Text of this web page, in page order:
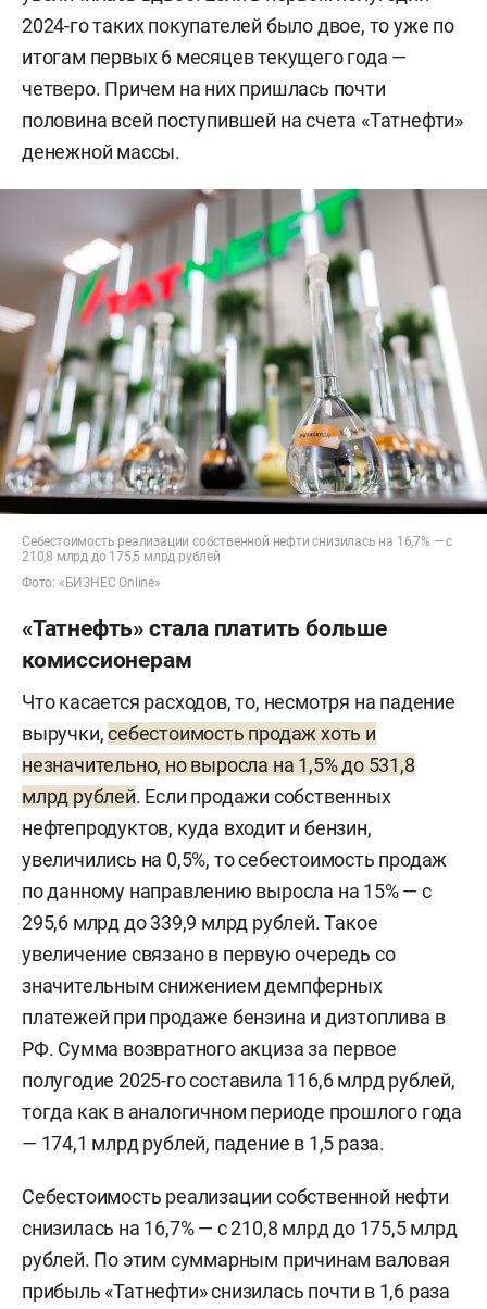
2024-го таких покупателей было двое, то уже по
итогам первых 6 месяцев текущего года —
четверо. Причем на них пришлась почти
половина всей поступившей на счета «Татнефти»
денежной массы.
Себестоимость реализации собственной нефти снизилась на 16,7% — с
210,8 млрд до 175,5 млрд рублей
Фото: «БИЗНЕС Online»
«Татнефть» стала платить больше
комиссионерам
Что касается расходов, то, несмотря на падение
выручки,себестоимость продаж хоть и
незначительно, но выросла на 1,5% до 531,8
млрд рублей. Если продажи собственных
нефтепродуктов, куда входит и бензин,
увеличились на 0,5%, то себестоимость продаж
по данному направлению выросла на 15% — с
295,6 млрд до 339,9 млрд рублей. Такое
увеличение связано в первую очередь со
значительным снижением демпферных
платежей при продаже бензина и дизтоплива в
РФ. Сумма возвратного акциза за первое
полугодие 2025-го составила 116,6 млрд рублей,
тогда как в аналогичном периоде прошлого года
— 174,1 млрд рублей, падение в 1,5 раза.
Себестоимость реализации собственной нефти
снизилась на 16,7% — с 210,8 млрд до 175,5 млрд
рублей. По этим суммарным причинам валовая
прибыль «Татнефти» снизилась почти в 1,6 раза